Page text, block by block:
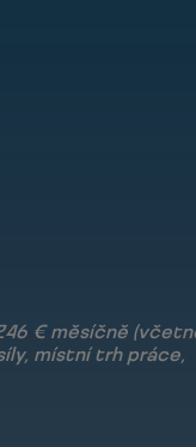
€ měsíčně
místní trh práce,